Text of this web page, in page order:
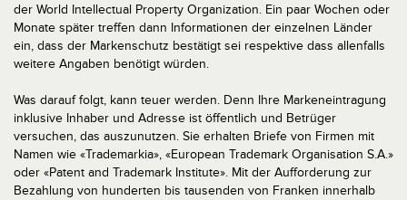
der World Intellectual Property Organization. Ein paar Wochen oder
Monate später treffen dann Informationen der einzelnen Länder
ein, dass der Markenschutz bestätigt sei respektive dass allenfalls
weitere Angaben benötigt würden.
Was darauf folgt, kann teuer werden. Denn Ihre Markeneintragung
inklusive Inhaber und Adresse ist öffentlich und Betrüger
versuchen, das auszunutzen. Sie erhalten Briefe von Firmen mit
Namen wie «Trademarkia», «European Trademark Organisation S.A.»
oder «Patent and Trademark Institute». Mit der Aufforderung zur
Bezahlung von hunderten bis tausenden von Franken innerhalb